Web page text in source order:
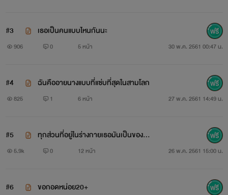
เธอเป็นคนไทยแท้ ,นิสัยใจคอ เป็นคนหยิ่ง แรง ดีมาดีกลับ
ร้ายมาเธอจะจัดให้หนัก
"เธอเป็นนางแบบที่ฮอตที่สุดในตอนนี้"
กานดา
#3 เธอเป็นคนแบบไหนกันนะ
906 0 5 หน้า 30 พ.ค. 2561 00:47 น.
#4 ฉันคืออายนางแบบที่แซ่บที่สุดในสามโลก
825 1 6 หน้า 27 พ.ค. 2561 14:49 น.
#5
ทุกส่วนที่อยู่ในร่างกายเธอมันเป็นของฉั
น18+
5.9k 0 12 หน้า 26 พ.ค. 2561 15:00 น.
#6 ขอกอดหน่อย20+